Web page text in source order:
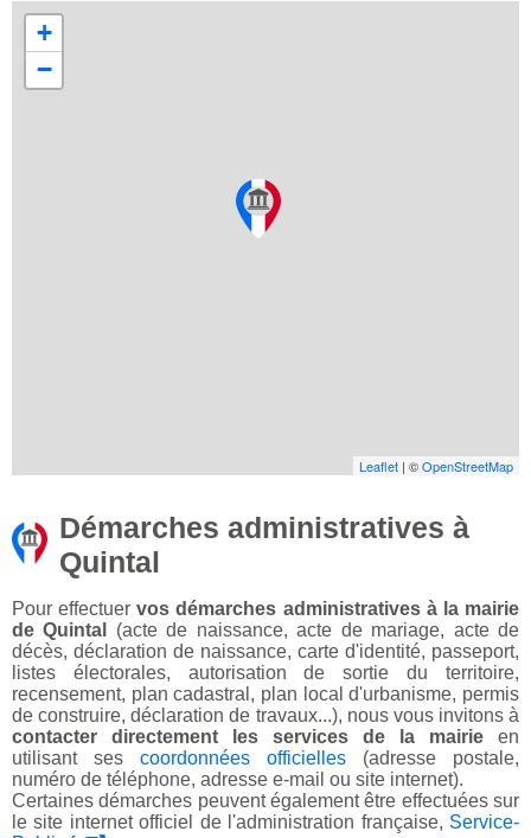
+
−
Leaflet | ©OpenStreetMap
Démarches administratives à
Quintal
Pour effectuervos démarches administratives à la mairie
de Quintal
(acte de naissance, acte de mariage, acte de
décès, déclaration de naissance, carte d'identité, passeport,
listes électorales, autorisation de sortie du territoire,
recensement, plan cadastral, plan local d'urbanisme, permis
de construire, déclaration de travaux...), nous vous invitons à
contacter directement les services de la mairie en
utilisant ses coordonnées officielles (adresse postale,
numéro de téléphone, adresse e-mail ou site internet).
Certaines démarches peuvent également être effectuées sur
le site internet officiel de l'administration française, Service-